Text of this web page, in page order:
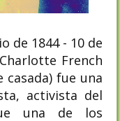
de 1844 - 10 de
French
fue una
activista del
una de los